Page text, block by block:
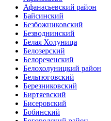
Афанасьевский район
Байсинский
Безбожниковский
Безводнинский
Белая Холуница
Белозерский
Белореченский
Белохолуницкий район
Бельтюговский
Березниковский
Биртяевский
Бисеровский
Бобинский